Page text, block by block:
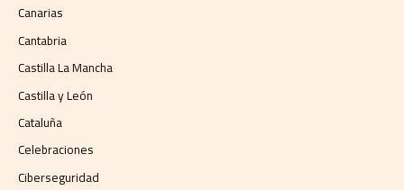
Canarias
Cantabria
Castilla La Mancha
Castilla y León
Cataluña
Celebraciones
Ciberseguridad